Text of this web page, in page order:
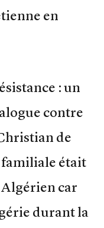
en
: un
contre
de
était
car
durant la